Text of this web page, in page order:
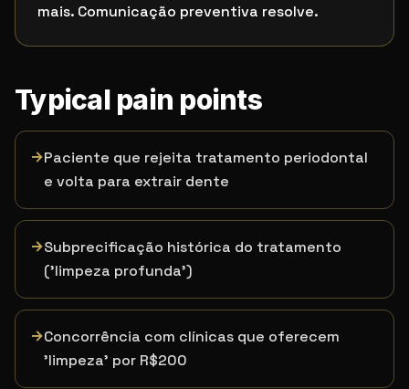
mais. Comunicação preventiva resolve.
Typical pain points
→Paciente que rejeita tratamento periodontal
e volta para extrair dente
→Subprecificação histórica do tratamento
('limpeza profunda')
→Concorrência com clínicas que oferecem
'limpeza' por R$200